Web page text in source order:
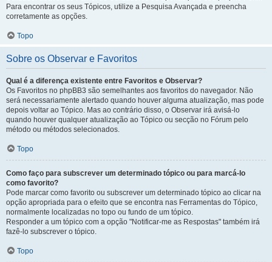
Para encontrar os seus Tópicos, utilize a Pesquisa Avançada e preencha
corretamente as opções.
Topo
Sobre os Observar e Favoritos
Qual é a diferença existente entre Favoritos e Observar?
Os Favoritos no phpBB3 são semelhantes aos favoritos do navegador. Não
será necessariamente alertado quando houver alguma atualização, mas pode
depois voltar ao Tópico. Mas ao contrário disso, o Observar irá avisá-lo
quando houver qualquer atualização ao Tópico ou secção no Fórum pelo
método ou métodos selecionados.
Topo
Como faço para subscrever um determinado tópico ou para marcá-lo
como favorito?
Pode marcar como favorito ou subscrever um determinado tópico ao clicar na
opção apropriada para o efeito que se encontra nas Ferramentas do Tópico,
normalmente localizadas no topo ou fundo de um tópico.
Responder a um tópico com a opção "Notificar-me as Respostas" também irá
fazê-lo subscrever o tópico.
Topo